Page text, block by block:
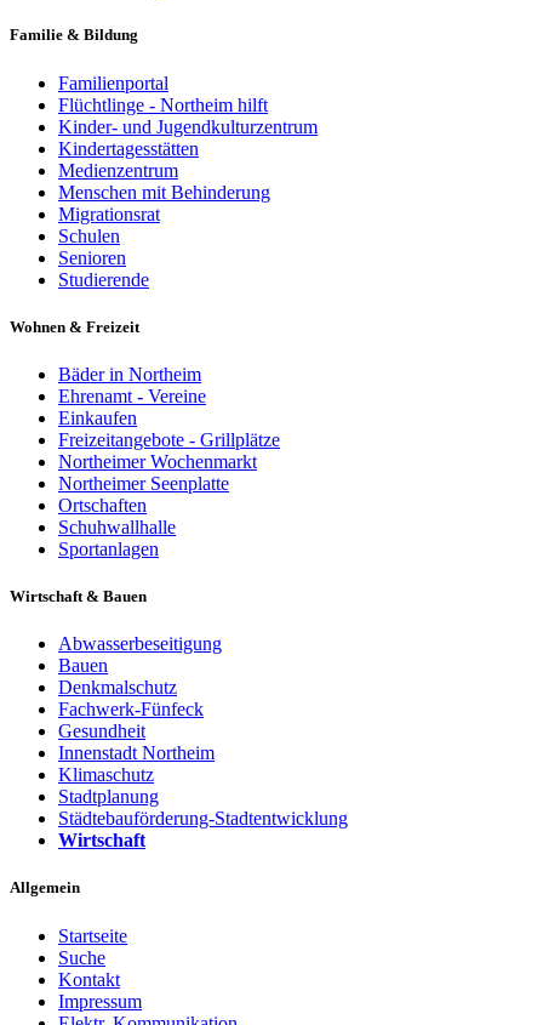
Familie & Bildung
Familienportal
Flüchtlinge - Northeim hilft
Kinder- und Jugendkulturzentrum
Kindertagesstätten
Medienzentrum
Menschen mit Behinderung
Migrationsrat
Schulen
Senioren
Studierende
Wohnen & Freizeit
Bäder in Northeim
Ehrenamt - Vereine
Einkaufen
Freizeitangebote - Grillplätze
Northeimer Wochenmarkt
Northeimer Seenplatte
Ortschaften
Schuhwallhalle
Sportanlagen
Wirtschaft & Bauen
Abwasserbeseitigung
Bauen
Denkmalschutz
Fachwerk-Fünfeck
Gesundheit
Innenstadt Northeim
Klimaschutz
Stadtplanung
Städtebauförderung-Stadtentwicklung
Wirtschaft
Allgemein
Startseite
Suche
Kontakt
Impressum